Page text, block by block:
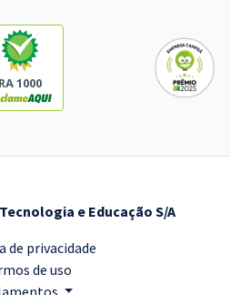
RA 1000
e Educação S/A
de privacidade
de uso